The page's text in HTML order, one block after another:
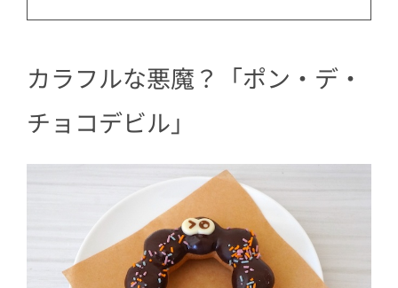
カラフルな悪魔？「ポン・デ・
チョコデビル」